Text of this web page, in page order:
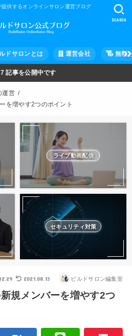
供するオンラインサロン運営ブログ
ドサロンとは 運営会社 無料
SEARCH
記事を公開中です
運営
を増やす2つのポイント
ライブ動画配信
セキュリティ対策
2021.08.13 ビルドサロン編集室
規メンバーを増やす2つ